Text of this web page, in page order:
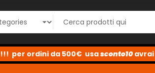
sconto2
sconto5
sconto10